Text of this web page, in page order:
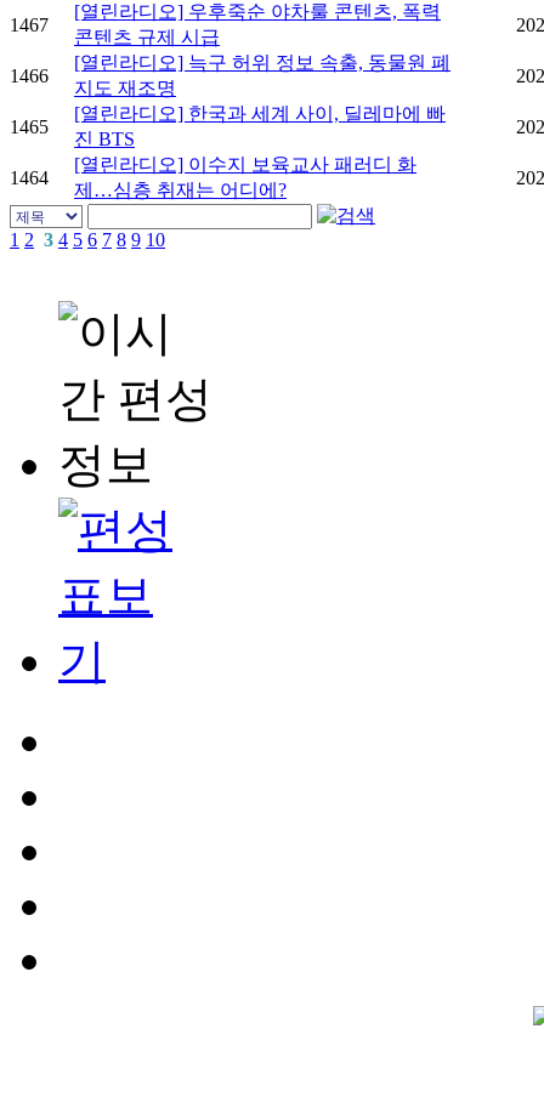
1467
[열린라디오] 우후죽순 야차룰 콘텐츠, 폭력
콘텐츠 규제 시급
1466
[열린라디오] 늑구 허위 정보 속출, 동물원 폐
지도 재조명
1465
[열린라디오] 한국과 세계 사이, 딜레마에 빠
진 BTS
1464
[열린라디오] 이수지 보육교사 패러디 화
제…심층 취재는 어디에?
1 2 3 4 5 6 7 8 9 10